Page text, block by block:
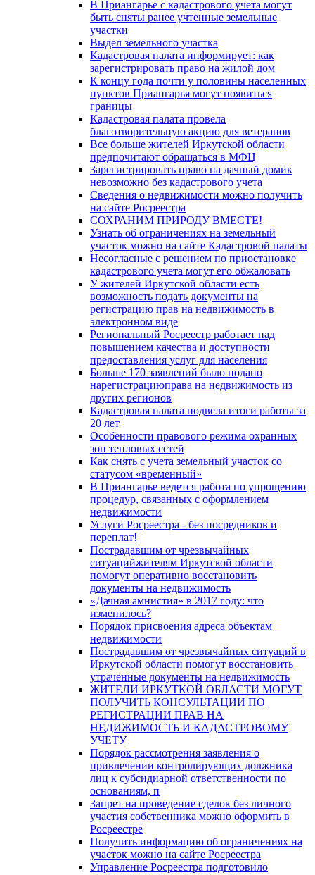
В Приангарье с кадастрового учета могут
быть сняты ранее учтенные земельные
участки
Выдел земельного участка
Кадастровая палата информирует: как
зарегистрировать право на жилой дом
К концу года почти у половины населенных
пунктов Приангарья могут появиться
границы
Кадастровая палата провела
благотворительную акцию для ветеранов
Все больше жителей Иркутской области
предпочитают обращаться в МФЦ
Зарегистрировать право на дачный домик
невозможно без кадастрового учета
Сведения о недвижимости можно получить
на сайте Росреестра
СОХРАНИМ ПРИРОДУ ВМЕСТЕ!
Узнать об ограничениях на земельный
участок можно на сайте Кадастровой палаты
Несогласные с решением по приостановке
кадастрового учета могут его обжаловать
У жителей Иркутской области есть
возможность подать документы на
регистрацию прав на недвижимость в
электронном виде
Региональный Росреестр работает над
повышением качества и доступности
предоставления услуг для населения
Больше 170 заявлений было подано
нарегистрациюправа на недвижимость из
других регионов
Кадастровая палата подвела итоги работы за
20 лет
Особенности правового режима охранных
зон тепловых сетей
Как снять с учета земельный участок со
статусом «временный»
В Приангарье ведется работа по упрощению
процедур, связанных с оформлением
недвижимости
Услуги Росреестра - без посредников и
переплат!
Пострадавшим от чрезвычайных
ситуацийжителям Иркутской области
помогут оперативно восстановить
документы на недвижимость
«Дачная амнистия» в 2017 году: что
изменилось?
Порядок присвоения адреса объектам
недвижимости
Пострадавшим от чрезвычайных ситуаций в
Иркутской области помогут восстановить
утраченные документы на недвижимость
ЖИТЕЛИ ИРКУТКОЙ ОБЛАСТИ МОГУТ
ПОЛУЧИТЬ КОНСУЛЬТАЦИИ ПО
РЕГИСТРАЦИИ ПРАВ НА
НЕДИЖИМОСТЬ И КАДАСТРОВОМУ
УЧЕТУ
Порядок рассмотрения заявления о
привлечении контролирующих должника
лиц к субсидиарной ответственности по
основаниям, п
Запрет на проведение сделок без личного
участия собственника можно оформить в
Росреестре
Получить информацию об ограничениях на
участок можно на сайте Росреестра
Управление Росреестра подготовило